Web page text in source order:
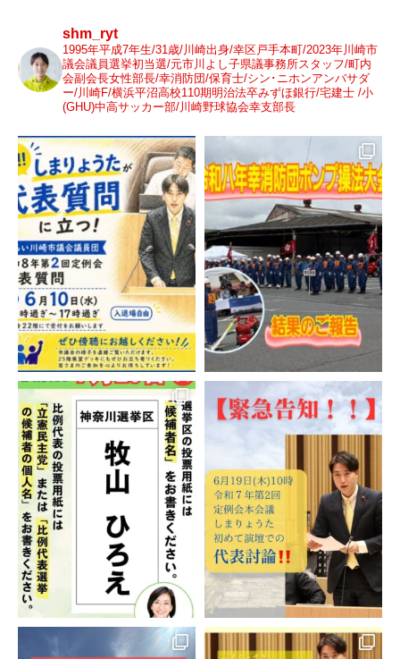
shm_ryt
1995年平成7年生/31歳/川崎出身/幸区戸手本町/2023年川崎市
議会議員選挙初当選/元市川よし子県議事務所スタッフ/町内
会副会長女性部長/幸消防団/保育士/シン･ニホンアンバサダ
ー/川崎F/横浜平沼高校110期明治法卒みずほ銀行/宅建士 /小
(GHU)中高サッカー部/川崎野球協会幸支部長